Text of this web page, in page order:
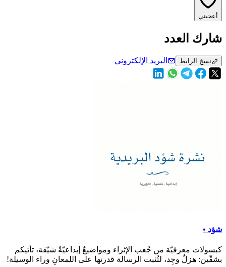
أعجبني
شارك العدد
نسخ الرابط البريد الإلكتروني
شؤد •
كبسولات معرفيّة من جُعب الإثراء ومواضيعٌ إبداعيّةٌ شيّقة، تأتيكم
بشقّين: هزلٌ وجِد، لتُثبت الرسالة قدرتها على اللمعانِ وراء الوسيلة!